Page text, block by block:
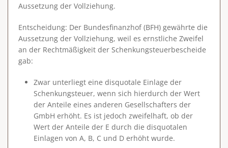
Aussetzung der Vollziehung.
Entscheidung: Der Bundesfinanzhof (BFH) gewährte die
Aussetzung der Vollziehung, weil es ernstliche Zweifel
an der Rechtmäßigkeit der Schenkungsteuerbescheide
gab:
Zwar unterliegt eine disquotale Einlage der
Schenkungsteuer, wenn sich hierdurch der Wert
der Anteile eines anderen Gesellschafters der
GmbH erhöht. Es ist jedoch zweifelhaft, ob der
Wert der Anteile der E durch die disquotalen
Einlagen von A, B, C und D erhöht wurde.